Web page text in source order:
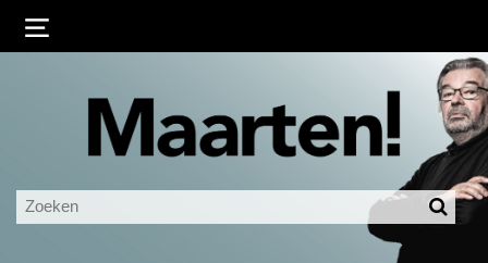
Ingelogd blijven
LOGIN